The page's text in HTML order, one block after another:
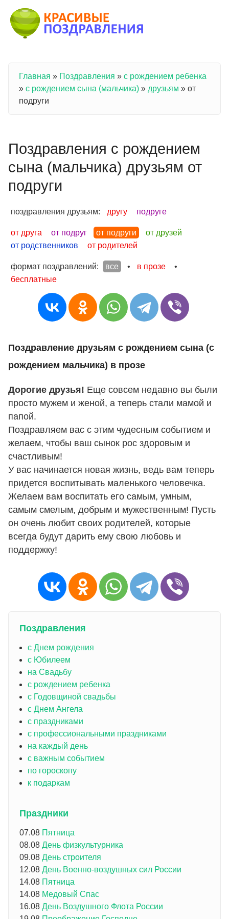
Вы здесь
Главная » Поздравления » с рождением ребенка
» с рождением сына (мальчика) » друзьям » от
подруги
Поздравления с рождением
сына (мальчика) друзьям от
подруги
поздравления друзьям: другу подруге
от друга от подруг от подруги
от друзей
от родственников
от родителей
формат поздравлений: все • в прозе
•
бесплатные
Поздравление друзьям с рождением сына (с
рождением мальчика) в прозе
Дорогие друзья! Еще совсем недавно вы были
просто мужем и женой, а теперь стали мамой и
папой.
Поздравляем вас с этим чудесным событием и
желаем, чтобы ваш сынок рос здоровым и
счастливым!
У вас начинается новая жизнь, ведь вам теперь
придется воспитывать маленького человечка.
Желаем вам воспитать его самым, умным,
самым смелым, добрым и мужественным! Пусть
он очень любит своих родителей, которые
всегда будут дарить ему свою любовь и
поддержку!
Поздравления
с Днем рождения
с Юбилеем
на Свадьбу
с рождением ребенка
с Годовщиной свадьбы
с Днем Ангела
с праздниками
с профессиональными праздниками
на каждый день
с важным событием
по гороскопу
к подаркам
Праздники
07.08 Пятница
08.08 День физкультурника
09.08 День строителя
12.08 День Военно-воздушных сил России
14.08 Пятница
14.08 Медовый Спас
16.08 День Воздушного Флота России